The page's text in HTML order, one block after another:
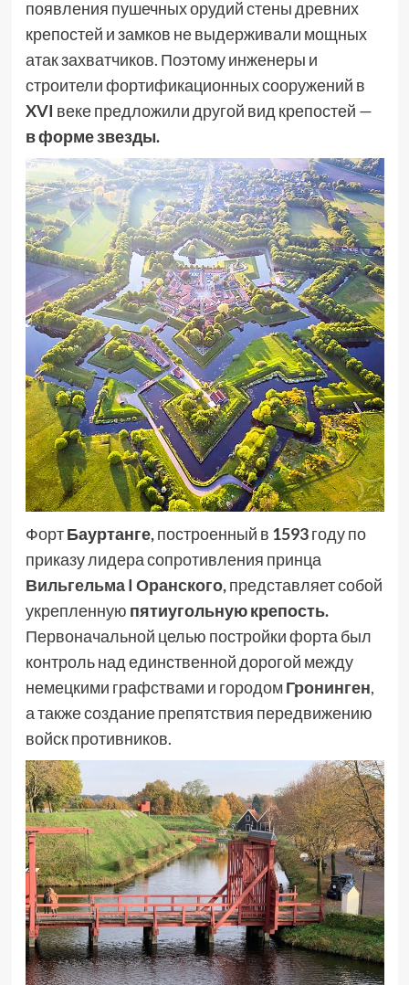
появления пушечных орудий стены древних
крепостей и замков не выдерживали мощных
атак захватчиков. Поэтому инженеры и
строители фортификационных сооружений в
XVI веке предложили другой вид крепостей —
в форме звезды.
ФортБауртанге,построенный в 1593году по
приказу лидера сопротивления принца
Вильгельма I Оранского,представляет собой
укрепленную пятиугольнуюкрепость.
Первоначальной целью постройки форта был
контроль над единственной дорогой между
немецкими графствами и городомГронинген,
а также создание препятствия передвижению
войск противников.